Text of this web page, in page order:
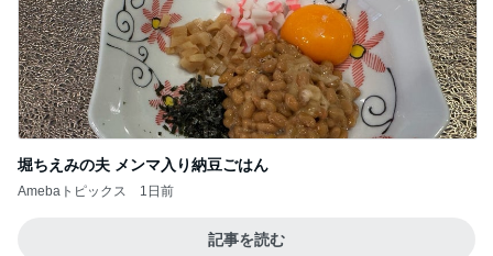
堀ちえみの夫 メンマ入り納豆ごはん
Amebaトピックス 1日前
記事を読む